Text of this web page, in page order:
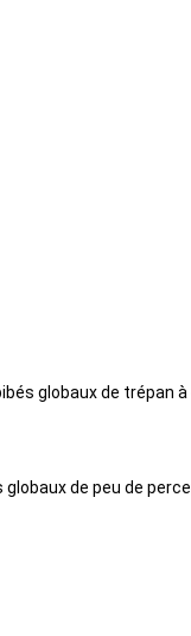
globaux de trépan
de peu de